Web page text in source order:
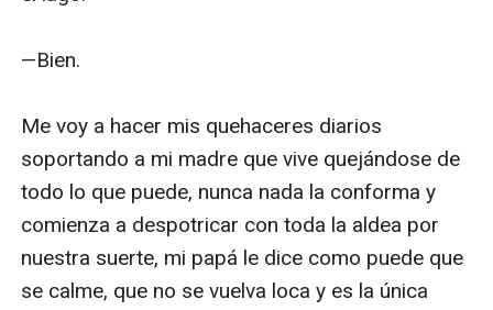
—Bien.
Me voy a hacer mis quehaceres diarios
soportando a mi madre que vive quejándose de
todo lo que puede, nunca nada la conforma y
comienza a despotricar con toda la aldea por
nuestra suerte, mi papá le dice como puede que
se calme, que no se vuelva loca y es la única